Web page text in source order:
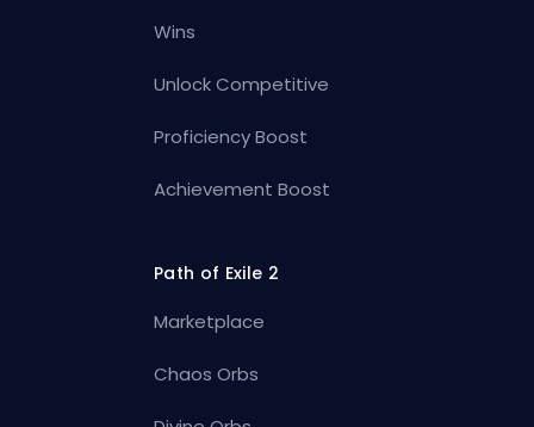
Wins
Unlock Competitive
Proficiency Boost
Achievement Boost
Path of Exile 2
Marketplace
Chaos Orbs